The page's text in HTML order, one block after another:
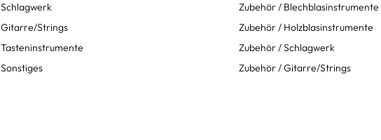
Schlagwerk
Gitarre/Strings
Tasteninstrumente
Sonstiges
Zubehör / Blechblasinstrumente
Zubehör / Holzblasinstrumente
Zubehör / Schlagwerk
Zubehör / Gitarre/Strings